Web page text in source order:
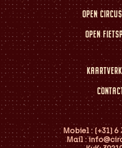
OPEN
OPEN
Mobiel : (+31) 6
Mail :